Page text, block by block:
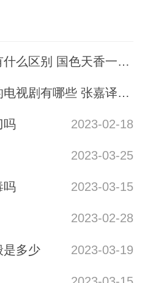
国色天香一二三期区别是什么
2023-05-12
张嘉译与闫妮合演的电视剧有哪些
吗 2023-02-18
2023-03-25
吗 2023-03-15
2023-02-28
是多少 2023-03-19